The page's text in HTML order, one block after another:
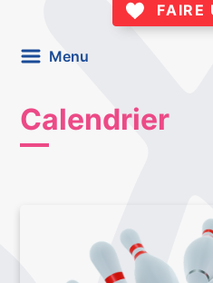
FAIRE
Menu
Calendrier